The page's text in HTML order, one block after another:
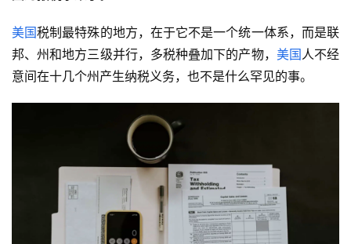
美国税制最特殊的地方，在于它不是一个统一体系，而是联
邦、州和地方三级并行，多税种叠加下的产物， 美国人不经
意间在十几个州产生纳税义务，也不是什么罕见的事。